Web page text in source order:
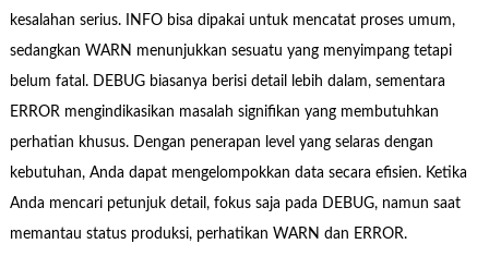
kesalahan serius. INFO bisa dipakai untuk mencatat proses umum,
sedangkan WARN menunjukkan sesuatu yang menyimpang tetapi
belum fatal. DEBUG biasanya berisi detail lebih dalam, sementara
ERROR mengindikasikan masalah signifikan yang membutuhkan
perhatian khusus. Dengan penerapan level yang selaras dengan
kebutuhan, Anda dapat mengelompokkan data secara efisien. Ketika
Anda mencari petunjuk detail, fokus saja pada DEBUG, namun saat
memantau status produksi, perhatikan WARN dan ERROR.